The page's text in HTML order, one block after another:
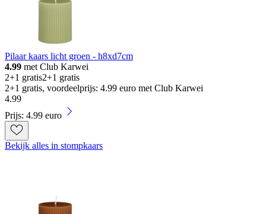
Pilaar kaars licht groen - h8xd7cm
4.99 met Club Karwei
2+1 gratis2+1 gratis
2+1 gratis, voordeelprijs: 4.99 euro met Club Karwei
4.99
Prijs: 4.99 euro
Bekijk alles in stompkaars